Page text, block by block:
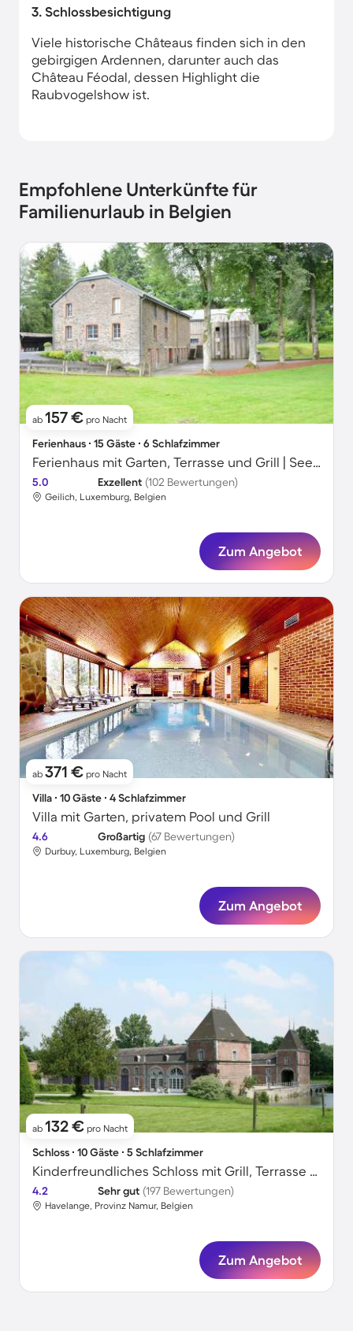
3. Schlossbesichtigung
Viele historische Châteaus finden sich in den
gebirgigen Ardennen, darunter auch das
Château Féodal, dessen Highlight die
Raubvogelshow ist.
Empfohlene Unterkünfte für
Familienurlaub in Belgien
ab 157 € pro Nacht
Ferienhaus ∙ 15 Gäste ∙ 6 Schlafzimmer
Ferienhaus mit Garten, Terrasse und Grill | Seeblick
5.0 Exzellent (102 Bewertungen)
Geilich, Luxemburg, Belgien
Zum Angebot
ab 371 € pro Nacht
Villa ∙ 10 Gäste ∙ 4 Schlafzimmer
Villa mit Garten, privatem Pool und Grill
4.6 Großartig (67 Bewertungen)
Durbuy, Luxemburg, Belgien
Zum Angebot
ab 132 € pro Nacht
Schloss ∙ 10 Gäste ∙ 5 Schlafzimmer
Kinderfreundliches Schloss mit Grill, Terrasse und Garten | Haustierfreundlich
4.2 Sehr gut (197 Bewertungen)
Havelange, Provinz Namur, Belgien
Zum Angebot